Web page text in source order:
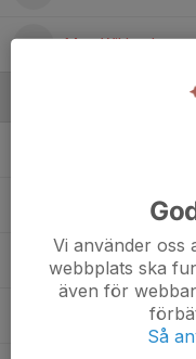
Moa Wiklund
Johanna Chiara
Monica Thunholm
Muhammed
Vi använder oss
webbplats ska
även för
Så